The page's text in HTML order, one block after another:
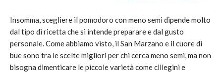
Insomma, scegliere il pomodoro con meno semi dipende molto
dal tipo di ricetta che si intende preparare e dal gusto
personale. Come abbiamo visto, il San Marzano e il cuore di
bue sono tra le scelte migliori per chi cerca meno semi, ma non
bisogna dimenticare le piccole varietà come ciliegini e